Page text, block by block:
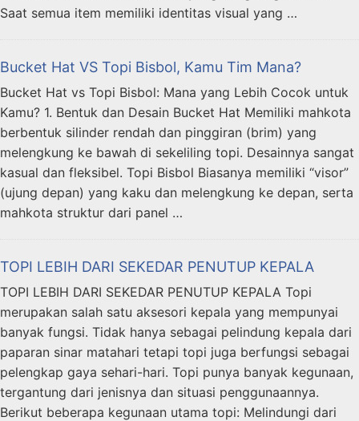
Saat semua item memiliki identitas visual yang …
Bucket Hat VS Topi Bisbol, Kamu Tim Mana?
Bucket Hat vs Topi Bisbol: Mana yang Lebih Cocok untuk
Kamu? 1. Bentuk dan Desain Bucket Hat Memiliki mahkota
berbentuk silinder rendah dan pinggiran (brim) yang
melengkung ke bawah di sekeliling topi. Desainnya sangat
kasual dan fleksibel. Topi Bisbol Biasanya memiliki “visor”
(ujung depan) yang kaku dan melengkung ke depan, serta
mahkota struktur dari panel …
TOPI LEBIH DARI SEKEDAR PENUTUP KEPALA
TOPI LEBIH DARI SEKEDAR PENUTUP KEPALA Topi
merupakan salah satu aksesori kepala yang mempunyai
banyak fungsi. Tidak hanya sebagai pelindung kepala dari
paparan sinar matahari tetapi topi juga berfungsi sebagai
pelengkap gaya sehari-hari. Topi punya banyak kegunaan,
tergantung dari jenisnya dan situasi penggunaannya.
Berikut beberapa kegunaan utama topi: Melindungi dari